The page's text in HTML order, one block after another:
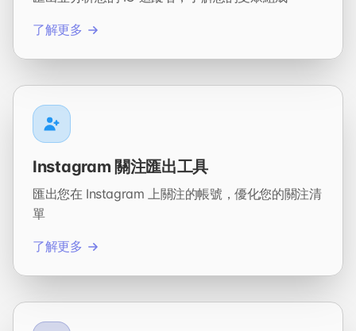
了解更多
Instagram 關注匯出工具
匯出您在 Instagram 上關注的帳號，優化您的關注清
單
了解更多